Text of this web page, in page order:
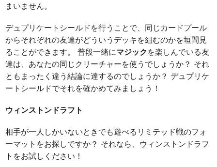
まいません。
デュプリケートシールドを行うことで、同じカードプール
からそれぞれの友達がどういうデッキを組むのかを垣間見
ることができます。 普段一緒にマジックを楽しんでいる友
達は、あなたの同じクリーチャーを使うでしょうか？ それ
ともまったく違う結論に達するのでしょうか？ デュプリケ
ートシールドでそれを確かめてみましょう！
ウィンストンドラフト
相手が一人しかいないときでも遊べるリミテッド戦のフォ
ーマットをお探しですか？ それなら、ウィンストンドラフ
トをお試しください！